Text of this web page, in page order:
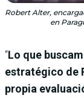
Robert Alter,
en
“Lo que
estratégico de
propia